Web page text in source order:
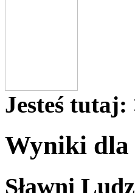
Jesteś tutaj:
Wyniki dla
Sławni